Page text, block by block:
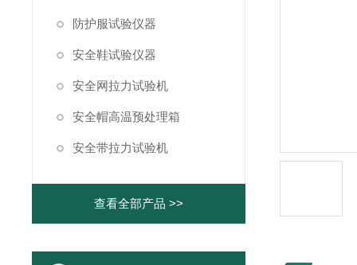
防护服试验仪器
安全鞋试验仪器
安全网拉力试验机
安全帽高温预处理箱
安全带拉力试验机
查看全部产品 >>